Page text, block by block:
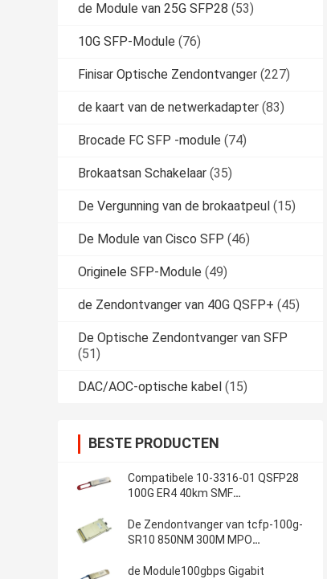
de Module van 25G SFP28 (53)
10G SFP-Module (76)
Finisar Optische Zendontvanger (227)
de kaart van de netwerkadapter (83)
Brocade FC SFP -module (74)
Brokaatsan Schakelaar (35)
De Vergunning van de brokaatpeul (15)
De Module van Cisco SFP (46)
Originele SFP-Module (49)
de Zendontvanger van 40G QSFP+ (45)
De Optische Zendontvanger van SFP
(51)
DAC/AOC-optische kabel (15)
BESTE PRODUCTEN
Compatibele 10-3316-01 QSFP28
100G ER4 40km SMF
De Zendontvanger van tcfp-100g-
SR10 850NM 300M MPO
de Module100gbps Gigabit